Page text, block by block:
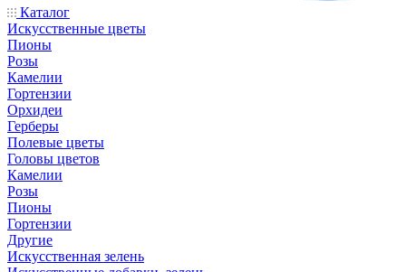
Каталог
Искусственные цветы
Пионы
Розы
Камелии
Гортензии
Орхидеи
Герберы
Полевые цветы
Головы цветов
Камелии
Розы
Пионы
Гортензии
Другие
Искусственная зелень